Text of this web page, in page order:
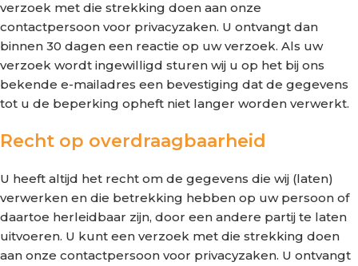
verzoek met die strekking doen aan onze
contactpersoon voor privacyzaken. U ontvangt dan
binnen 30 dagen een reactie op uw verzoek. Als uw
verzoek wordt ingewilligd sturen wij u op het bij ons
bekende e-mailadres een bevestiging dat de gegevens
tot u de beperking opheft niet langer worden verwerkt.
Recht op overdraagbaarheid
U heeft altijd het recht om de gegevens die wij (laten)
verwerken en die betrekking hebben op uw persoon of
daartoe herleidbaar zijn, door een andere partij te laten
uitvoeren. U kunt een verzoek met die strekking doen
aan onze contactpersoon voor privacyzaken. U ontvangt